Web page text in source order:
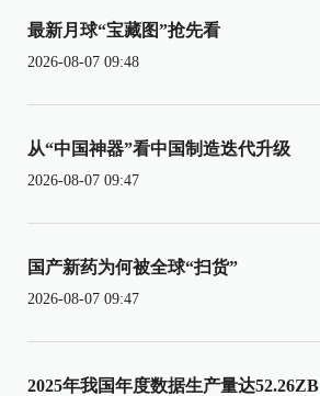
最新月球“宝藏图”抢先看
2026-08-07 09:48
从“中国神器”看中国制造迭代升级
2026-08-07 09:47
国产新药为何被全球“扫货”
2026-08-07 09:47
2025年我国年度数据生产量达52.26ZB